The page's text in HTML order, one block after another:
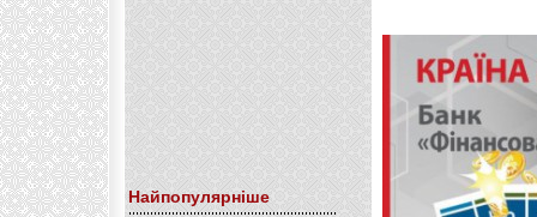
Найпопулярніше